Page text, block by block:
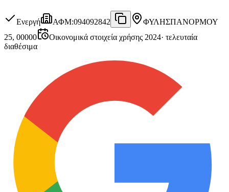
Ενεργή ΑΦΜ:094092842 ΦΥΛΗΣΠΑΝΟΡΜΟΥ
25, 00000
Οικονομικά στοιχεία χρήσης 2024· τελευταία
διαθέσιμα